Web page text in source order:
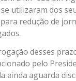
utilizaram dos
redução de
desses
pelo
ainda aguarda